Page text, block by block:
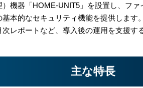
機器「HOME-UNIT5」を設置し、フ
本的なセキュリティ機能を提供します
レポートなど、導入後の運用を支援す
主な特長